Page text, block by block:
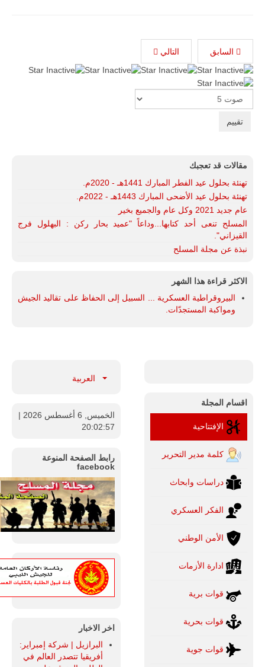
2026 الدولية
بمشاركة
المسافات بين
المؤسستين
العسكريتين في
وغربها، وسط
حضور دولي
للمزيد
السابق التالي
Rate
مقالات قد تعجبك
تهنئة بحلول عيد الفطر المبارك 1441هـ - 2020م.
تهنئة بحلول عيد الأضحى المبارك 1443هـ - 2022م.
عام جديد 2021 وكل عام والجميع بخير
المسلح تنعى أحد كتابها...وداعاً "عميد بحار ركن : البهلول فرج
القيزاني".
نبذة عن مجلة المسلح
الاكثر قراءة هذا الشهر
البيروقراطية العسكرية ... السبيل إلى الحفاظ على تقاليد الجيش
ومواكبة المستجدّات.
اقسام المجلة
الإفتتاحية
كلمة مدير التحرير
دراسات وابحاث
الفكر العسكري
الأمن الوطني
ادارة الأزمات
قوات برية
قوات بحرية
قوات جوية
العربية
الخميس, 6 أغسطس 2026
|
20:02:58
رابط الصفحة المنوعة
facebook
اخر الاخبار
البرازيل | شركة إمبراير:
أفريقيا تتصدر العالم في